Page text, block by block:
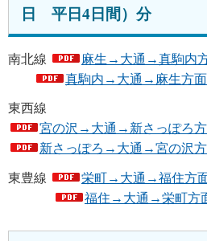
日 平日4日間）分
南北線
麻生→大通→真駒内方
真駒内→大通→麻生方面
東西線
宮の沢→大通→新さっぽろ方
新さっぽろ→大通→宮の沢方
東豊線
栄町→大通→福住方面
福住→大通→栄町方